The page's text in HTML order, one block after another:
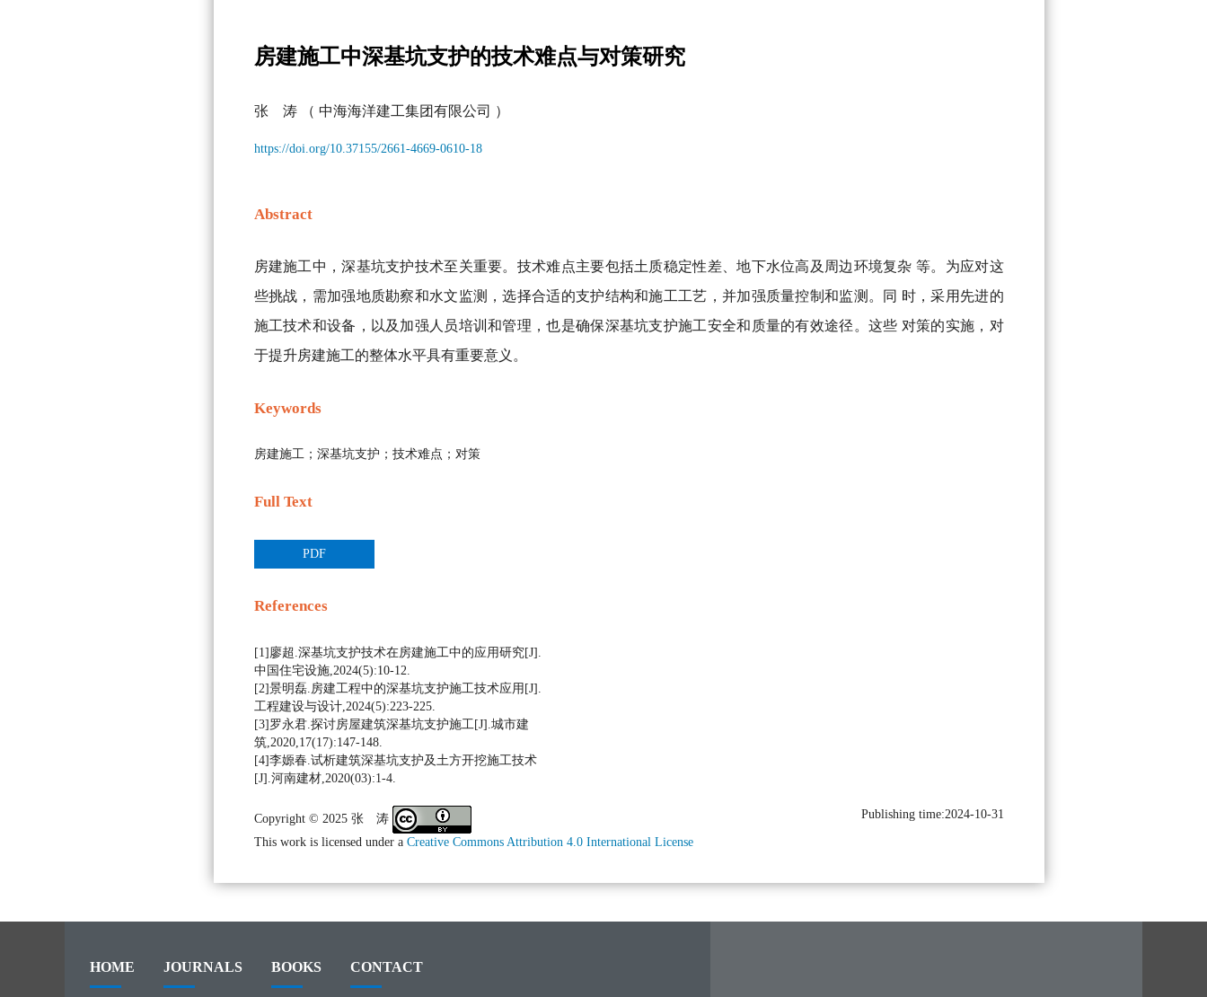
房建施工中深基坑支护的技术难点与对策研究
张 涛 （ 中海海洋建工集团有限公司 ）
https://doi.org/10.37155/2661-4669-0610-18
Abstract
房建施工中，深基坑支护技术至关重要。技术难点主要包括土质稳定性差、地下水位高及周边环境复杂 等。为应对这
些挑战，需加强地质勘察和水文监测，选择合适的支护结构和施工工艺，并加强质量控制和监测。同 时，采用先进的
施工技术和设备，以及加强人员培训和管理，也是确保深基坑支护施工安全和质量的有效途径。这些 对策的实施，对
于提升房建施工的整体水平具有重要意义。
Keywords
房建施工；深基坑支护；技术难点；对策
Full Text
PDF
References
[1]廖超.深基坑支护技术在房建施工中的应用研究[J].
中国住宅设施,2024(5):10-12.
[2]景明磊.房建工程中的深基坑支护施工技术应用[J].
工程建设与设计,2024(5):223-225.
[3]罗永君.探讨房屋建筑深基坑支护施工[J].城市建
筑,2020,17(17):147-148.
[4]李嫄春.试析建筑深基坑支护及土方开挖施工技术
[J].河南建材,2020(03):1-4.
Copyright © 2025 张 涛 Publishing time:2024-10-31
This work is licensed under a Creative Commons Attribution 4.0 International License
HOME JOURNALS BOOKS CONTACT